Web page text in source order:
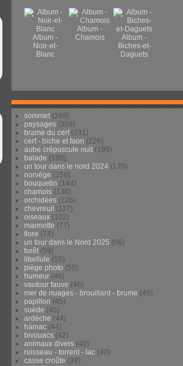
Album -
Noir-et-
Blanc
Album -
Chamois
Album -
Biches-et-
Daguets
sommet (399)
paysages (359)
brame du cerf(231)
cerf - biche et faon (226)
aube crépuscule nuit (195)
balade (180)
un tour dans le nord 2024 (170)
norvège (156)
bouquetin (144)
chamois (130)
orchidées (126)
chevreuil (117)
oiseaux (102)
marmotte (77)
flore (74)
un tour dans le Nord 2025 (66)
forêt (59)
libellule (55)
piège photo (50)
humeur (46)
vautour fauve (46)
mer de nuages - brouillard - brume (45)
papillon (45)
suède (45)
ardèche (44)
hamac (44)
bivouacs (42)
animaux divers (40)
ruisseau - torrent - lac (40)
casse croûte (39)